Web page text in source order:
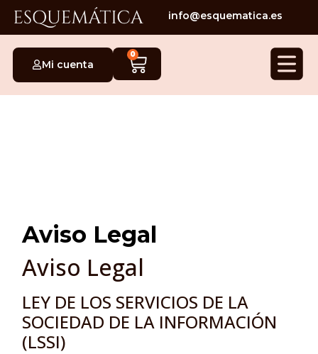
info@esquematica.es
Mi cuenta
0
Aviso Legal
Aviso Legal
LEY DE LOS SERVICIOS DE LA
SOCIEDAD DE LA INFORMACIÓN
(LSSI)